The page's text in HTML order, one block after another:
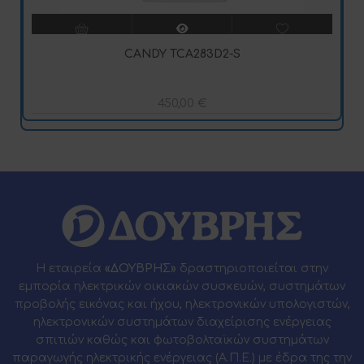
CANDY TCA283D2-S
450,00 €
Η εταιρεία «ΔΟΥΒΡΗΣ» δραστηριοποιείται στην
εμπορία ηλεκτρικών οικιακών συσκευών, συστημάτων
προβολής εικόνας και ήχου, ηλεκτρονικών υπολογιστών,
ηλεκτρονικών συστημάτων διαχείρισης ενέργειας
σπιτιών καθώς και φωτοβολταϊκών συστημάτων
παραγωγής ηλεκτρικής ενέργειας (Α.Π.Ε.) με έδρα της την